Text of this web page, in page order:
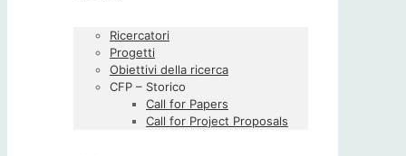
Ricercatori
Progetti
Obiettivi della ricerca
CFP – Storico
Call for Papers
Call for Project Proposals